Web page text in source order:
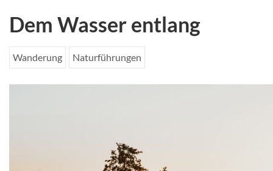
Dem Wasser entlang
Wanderung Naturführungen